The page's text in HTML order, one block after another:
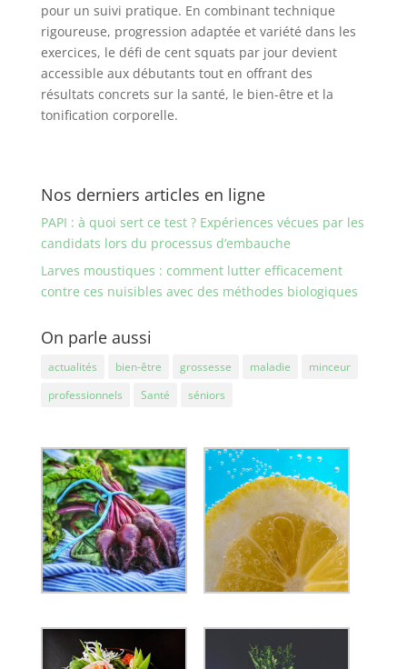
pour un suivi pratique. En combinant technique
rigoureuse, progression adaptée et variété dans les
exercices, le défi de cent squats par jour devient
accessible aux débutants tout en offrant des
résultats concrets sur la santé, le bien-être et la
tonification corporelle.
Nos derniers articles en ligne
PAPI : à quoi sert ce test ? Expériences vécues par les
candidats lors du processus d’embauche
Larves moustiques : comment lutter efficacement
contre ces nuisibles avec des méthodes biologiques
On parle aussi
actualités bien-être grossesse maladie
minceur
professionnels
Santé séniors